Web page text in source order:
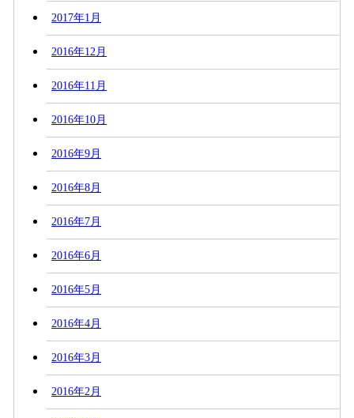
2017年1月
2016年12月
2016年11月
2016年10月
2016年9月
2016年8月
2016年7月
2016年6月
2016年5月
2016年4月
2016年3月
2016年2月